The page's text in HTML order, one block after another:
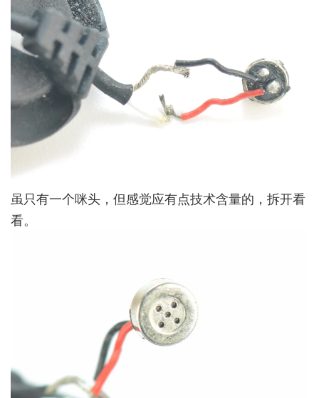
虽只有一个咪头，但感觉应有点技术含量的，拆开看
看。